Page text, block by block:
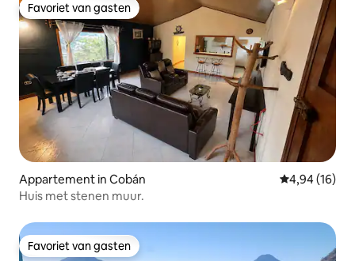
Favoriet van gasten
Favoriet van gasten
Appartement in Cobán Gemiddelde
4,94 (16)
Huis met stenen muur.
Favoriet van gasten
Favoriet van gasten